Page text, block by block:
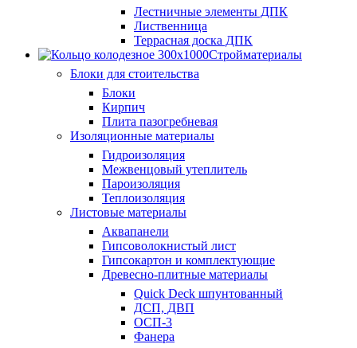
Лестничные элементы ДПК
Лиственница
Террасная доска ДПК
Стройматериалы
Блоки для стоительства
Блоки
Кирпич
Плита пазогребневая
Изоляционные материалы
Гидроизоляция
Межвенцовый утеплитель
Пароизоляция
Теплоизоляция
Листовые материалы
Аквапанели
Гипсоволокнистый лист
Гипсокартон и комплектующие
Древесно-плитные материалы
Quick Deck шпунтованный
ДСП, ДВП
ОСП-3
Фанера